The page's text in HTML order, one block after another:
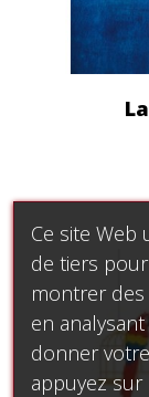
Ce site Web
de tiers
montrer des
en
donner
appuyez